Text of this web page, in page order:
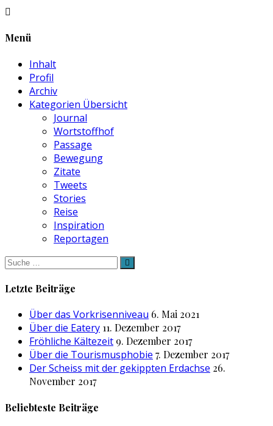
Menü
Inhalt
Profil
Archiv
Kategorien Übersicht
Journal
Wortstoffhof
Passage
Bewegung
Zitate
Tweets
Stories
Reise
Inspiration
Reportagen
Suche
nach:
Letzte Beiträge
Über das Vorkrisenniveau 6. Mai 2021
Über die Eatery 11. Dezember 2017
Fröhliche Kältezeit 9. Dezember 2017
Über die Tourismusphobie 7. Dezember 2017
Der Scheiss mit der gekippten Erdachse 26.
November 2017
Beliebteste Beiträge